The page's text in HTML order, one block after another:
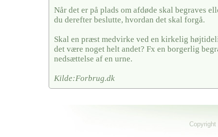
Når det er på plads om afdøde skal begraves
du derefter beslutte, hvordan det skal forgå.
Skal en præst medvirke ved en kirkelig
det være noget helt andet? Fx en borgerlig
nedsættelse af en urne.
Kilde:Forbrug.dk